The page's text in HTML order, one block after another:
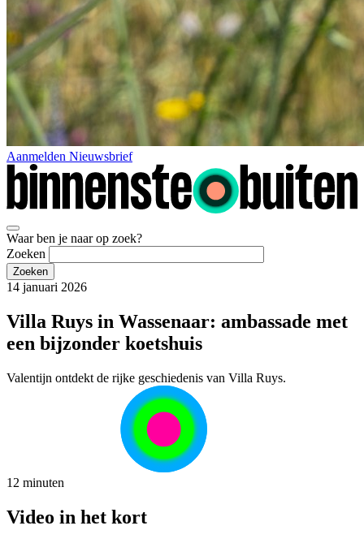
Aanmelden Nieuwsbrief
Waar ben je naar op zoek?
Zoeken
14 januari 2026
Villa Ruys in Wassenaar: ambassade met
een bijzonder koetshuis
Valentijn ontdekt de rijke geschiedenis van Villa Ruys.
12 minuten
Video in het kort